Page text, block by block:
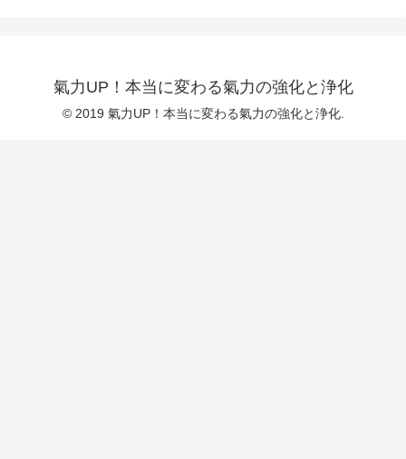
氣力UP！本当に変わる氣力の強化と浄化
© 2019 氣力UP！本当に変わる氣力の強化と浄化.